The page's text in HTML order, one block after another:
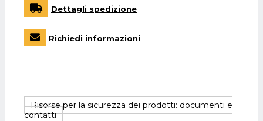
Dettagli spedizione
Richiedi informazioni
Risorse per la sicurezza dei prodotti: documenti e
contatti